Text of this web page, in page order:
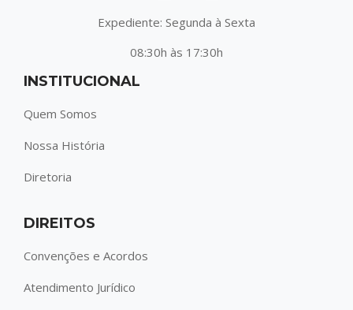
Expediente: Segunda à Sexta
08:30h às 17:30h
INSTITUCIONAL
Quem Somos
Nossa História
Diretoria
DIREITOS
Convenções e Acordos
Atendimento Jurídico